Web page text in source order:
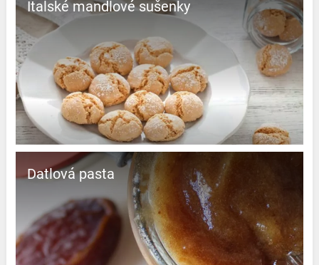
Italské mandlové sušenky
Datlová pasta